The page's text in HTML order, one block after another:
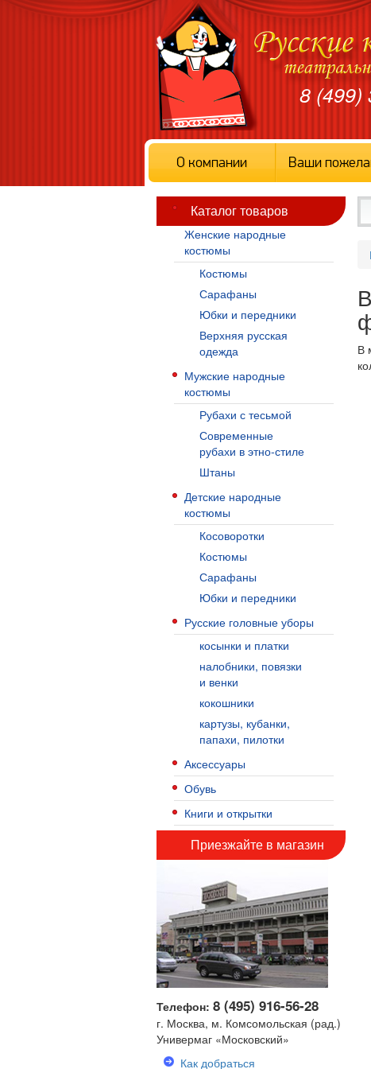
8 (499)
О компании Ваши
Каталог товаров
Женские народные
костюмы
Костюмы
Сарафаны
Юбки и передники
Верхняя русская
одежда
Мужские народные
костюмы
Рубахи с тесьмой
Современные
рубахи в этно-стиле
Штаны
Детские народные
костюмы
Косоворотки
Костюмы
Сарафаны
Юбки и передники
Русские головные уборы
косынки и платки
налобники, повязки
и венки
кокошники
картузы, кубанки,
папахи, пилотки
Аксессуары
Обувь
Книги и открытки
Приезжайте в магазин
Телефон: 8 (495) 916-56-28
г. Москва, м. Комсомольская (рад.)
Универмаг «Московский»
Как добраться
В